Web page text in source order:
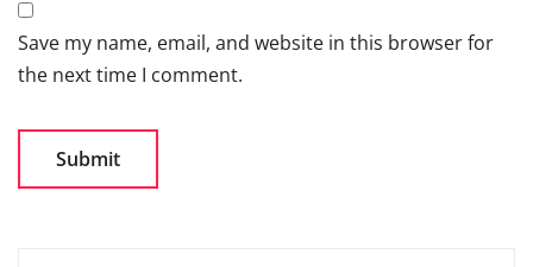
Save my name, email, and website in this browser for
the next time I comment.